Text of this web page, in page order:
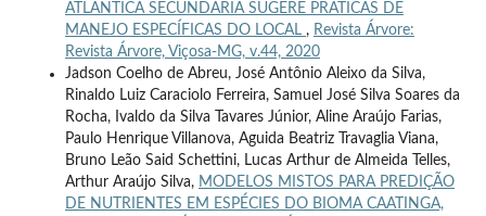
ATLÂNTICA SECUNDÁRIA SUGERE PRÁTICAS DE
MANEJO ESPECÍFICAS DO LOCAL , Revista Árvore:
Revista Árvore, Viçosa-MG, v.44, 2020
Jadson Coelho de Abreu, José Antônio Aleixo da Silva,
Rinaldo Luiz Caraciolo Ferreira, Samuel José Silva Soares da
Rocha, Ivaldo da Silva Tavares Júnior, Aline Araújo Farias,
Paulo Henrique Villanova, Aguida Beatriz Travaglia Viana,
Bruno Leão Said Schettini, Lucas Arthur de Almeida Telles,
Arthur Araújo Silva, MODELOS MISTOS PARA PREDIÇÃO
DE NUTRIENTES EM ESPÉCIES DO BIOMA CAATINGA,